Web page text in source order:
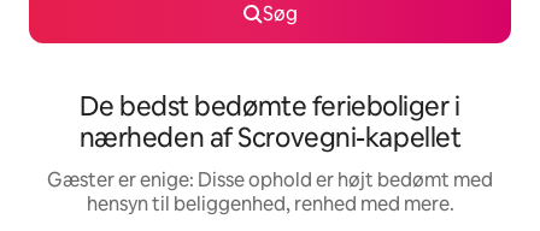
Søg
De bedst bedømte ferieboliger i
nærheden af Scrovegni-kapellet
Gæster er enige: Disse ophold er højt bedømt med
hensyn til beliggenhed, renhed med mere.